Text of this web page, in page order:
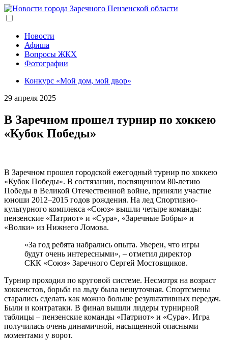
Перейти
к
содержанию
Новости
Афиша
Вопросы ЖКХ
Фотографии
Конкурс «Мой дом, мой двор»
29 апреля 2025
В Заречном прошел турнир по хоккею
«Кубок Победы»
В Заречном прошел городской ежегодный турнир по хоккею
«Кубок Победы». В состязании, посвященном 80-летию
Победы в Великой Отечественной войне, приняли участие
юноши 2012–2015 годов рождения. На лед Спортивно-
культурного комплекса «Союз» вышли четыре команды:
пензенские «Патриот» и «Сура», «Заречные Бобры» и
«Волки» из Нижнего Ломова.
«За год ребята набрались опыта. Уверен, что игры
будут очень интересными», – отметил директор
СКК «Союз» Заречного Сергей Мостовщиков.
Турнир проходил по круговой системе. Несмотря на возраст
хоккеистов, борьба на льду была нешуточная. Спортсмены
старались сделать как можно больше результативных передач.
Были и контратаки. В финал вышли лидеры турнирной
таблицы – пензенские команды «Патриот» и «Сура». Игра
получилась очень динамичной, насыщенной опасными
моментами у ворот.